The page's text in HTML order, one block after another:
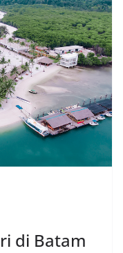
di Batam